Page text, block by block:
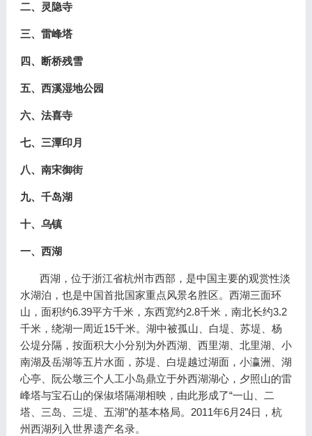
二、灵隐寺
三、雷峰塔
四、断桥残雪
五、西溪湿地公园
六、法喜寺
七、三潭印月
八、南宋御街
九、千岛湖
十、乌镇
一、西湖
西湖，位于浙江省杭州市西部，是中国主要的观赏性淡
水湖泊，也是中国首批国家重点风景名胜区。西湖三面环
山，面积约6.39平方千米，东西宽约2.8千米，南北长约3.2
千米，绕湖一周近15千米。湖中被孤山、白堤、苏堤、杨
公堤分隔，按面积大小分别为外西湖、西里湖、北里湖、小
南湖及岳湖等五片水面，苏堤、白堤越过湖面，小瀛洲、湖
心亭、阮公墩三个人工小岛鼎立于外西湖湖心，夕照山的雷
峰塔与宝石山的保俶塔隔湖相映，由此形成了“一山、二
塔、三岛、三堤、五湖”的基本格局。2011年6月24日，杭
州西湖列入世界遗产名录。